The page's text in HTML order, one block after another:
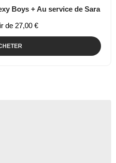
Boys + Au service de Sara
de 27,00 €